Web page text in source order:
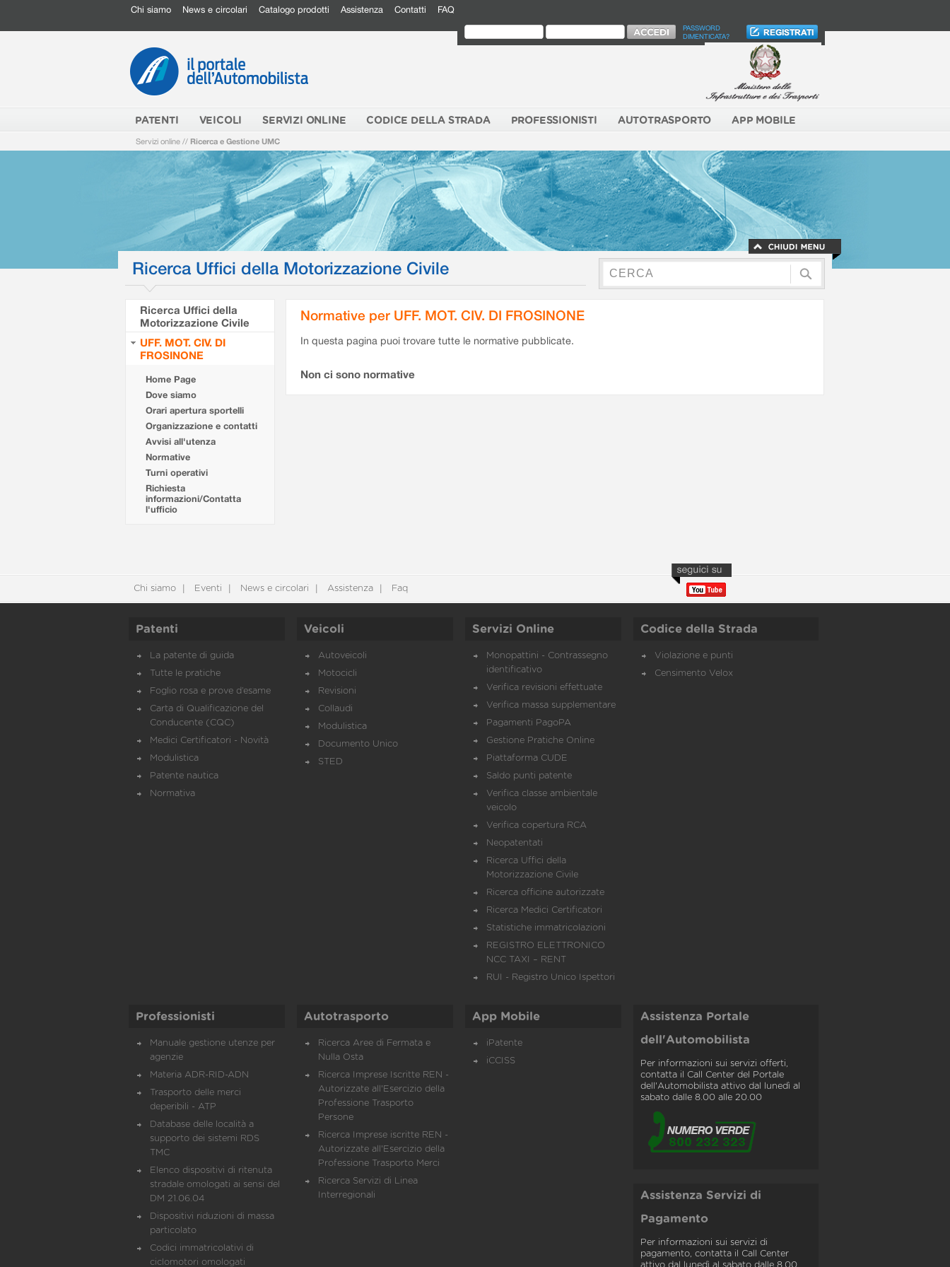
Chi siamo News e circolari Catalogo prodotti Assistenza Contatti FAQ
PASSWORD
DIMENTICATA?
PATENTI VEICOLI SERVIZI ONLINE CODICE DELLA STRADA PROFESSIONISTI AUTOTRASPORTO APP MOBILE
Servizi online // Ricerca e Gestione UMC
Ricerca Uffici della Motorizzazione Civile
Ricerca Uffici della
Motorizzazione Civile
UFF. MOT. CIV. DI
FROSINONE
Home Page
Dove siamo
Orari apertura sportelli
Organizzazione e contatti
Avvisi all'utenza
Normative
Turni operativi
Richiesta
informazioni/Contatta
l'ufficio
Normative per UFF. MOT. CIV. DI FROSINONE
In questa pagina puoi trovare tutte le normative pubblicate.
Non ci sono normative
Chi siamo Eventi News e circolari Assistenza Faq
Patenti
La patente di guida
Tutte le pratiche
Foglio rosa e prove d’esame
Carta di Qualificazione del
Conducente (CQC)
Medici Certificatori - Novità
Modulistica
Patente nautica
Normativa
Veicoli
Autoveicoli
Motocicli
Revisioni
Collaudi
Modulistica
Documento Unico
STED
Servizi Online
Monopattini - Contrassegno
identificativo
Verifica revisioni effettuate
Verifica massa supplementare
Pagamenti PagoPA
Gestione Pratiche Online
Piattaforma CUDE
Saldo punti patente
Verifica classe ambientale
veicolo
Verifica copertura RCA
Neopatentati
Ricerca Uffici della
Motorizzazione Civile
Ricerca officine autorizzate
Ricerca Medici Certificatori
Statistiche immatricolazioni
REGISTRO ELETTRONICO
NCC TAXI – RENT
RUI - Registro Unico Ispettori
Codice della Strada
Violazione e punti
Censimento Velox
Professionisti
Manuale gestione utenze per
agenzie
Materia ADR-RID-ADN
Trasporto delle merci
deperibili - ATP
Database delle località a
supporto dei sistemi RDS
TMC
Elenco dispositivi di ritenuta
stradale omologati ai sensi del
DM 21.06.04
Dispositivi riduzioni di massa
particolato
Codici immatricolativi di
ciclomotori omologati
Autotrasporto
Ricerca Aree di Fermata e
Nulla Osta
Ricerca Imprese Iscritte REN -
Autorizzate all'Esercizio della
Professione Trasporto
Persone
Ricerca Imprese iscritte REN -
Autorizzate all'Esercizio della
Professione Trasporto Merci
Ricerca Servizi di Linea
Interregionali
App Mobile
iPatente
iCCISS
Assistenza Portale
dell'Automobilista
Per informazioni sui servizi offerti,
contatta il Call Center del Portale
dell'Automobilista attivo dal lunedì al
sabato dalle 8.00 alle 20.00
Assistenza Servizi di
Pagamento
Per informazioni sui servizi di
pagamento, contatta il Call Center